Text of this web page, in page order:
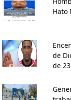
Hato
de
de 23